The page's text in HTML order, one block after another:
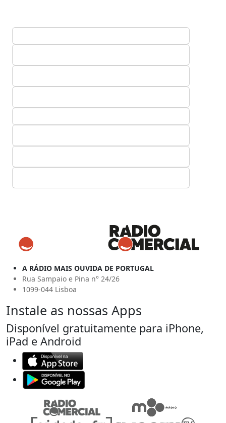
A RÁDIO MAIS OUVIDA DE PORTUGAL
Rua Sampaio e Pina n° 24/26
1099-044 Lisboa
Instale as nossas Apps
Disponível gratuitamente para iPhone,
iPad e Android